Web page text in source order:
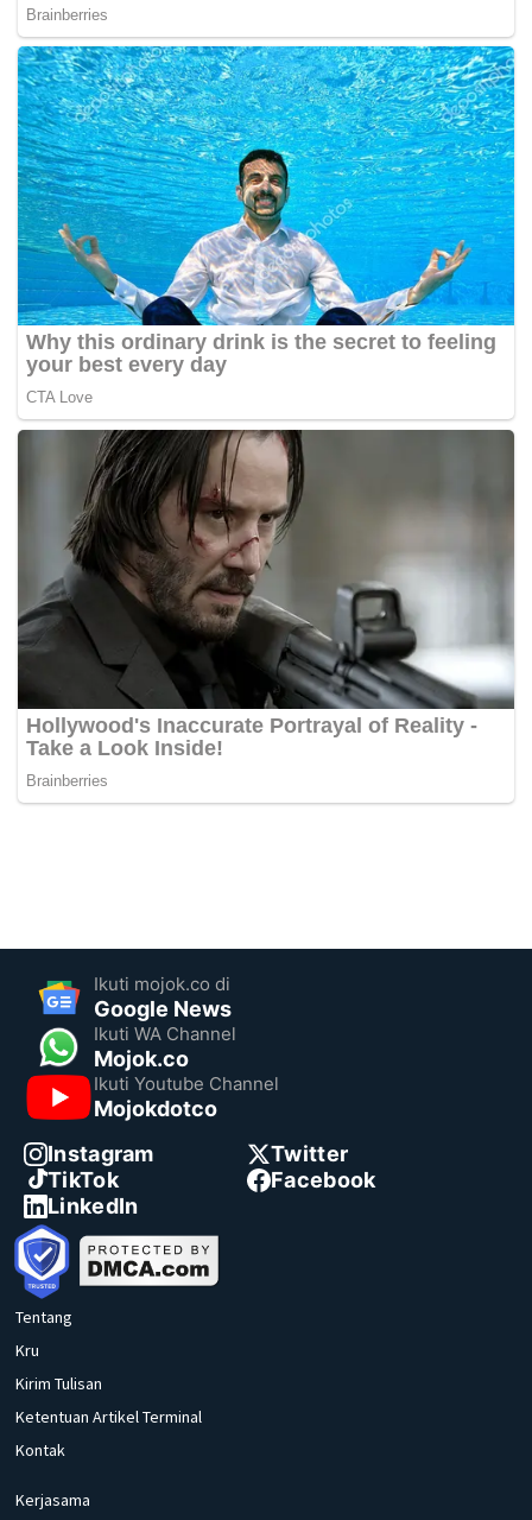
Ikuti mojok.co di
Google News
Ikuti WA Channel
Mojok.co
Ikuti Youtube Channel
Mojokdotco
Instagram
Twitter
TikTok
Facebook
LinkedIn
Tentang
Kru
Kirim Tulisan
Ketentuan Artikel Terminal
Kontak
Kerjasama